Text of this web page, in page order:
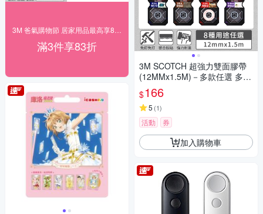
滿3件享83折
3M SCOTCH 超強力雙面膠帶
(12MMx1.5M)－多款任選 多種
用途
$166
5 (1)
活動 券
加入購物車